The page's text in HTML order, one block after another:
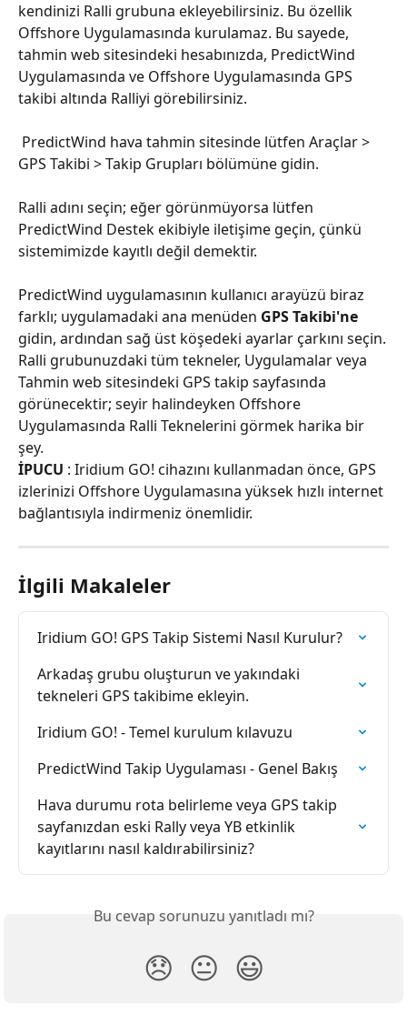
kendinizi Ralli grubuna ekleyebilirsiniz. Bu özellik
Offshore Uygulamasında kurulamaz. Bu sayede,
tahmin web sitesindeki hesabınızda, PredictWind
Uygulamasında ve Offshore Uygulamasında GPS
takibi altında Ralliyi görebilirsiniz.
GPS Takibi > Takip Grupları bölümüne gidin.
Ralli adını seçin; eğer görünmüyorsa lütfen
PredictWind Destek ekibiyle iletişime geçin, çünkü
sistemimizde kayıtlı değil demektir.
PredictWind uygulamasının kullanıcı arayüzü biraz
farklı; uygulamadaki ana menüden GPS Takibi'ne
gidin, ardından sağ üst köşedeki ayarlar çarkını seçin.
Ralli grubunuzdaki tüm tekneler, Uygulamalar veya
Tahmin web sitesindeki GPS takip sayfasında
görünecektir; seyir halindeyken Offshore
Uygulamasında Ralli Teknelerini görmek harika bir
şey.
İPUCU : Iridium GO! cihazını kullanmadan önce, GPS
izlerinizi Offshore Uygulamasına yüksek hızlı internet
bağlantısıyla indirmeniz önemlidir.
İlgili Makaleler
Iridium GO! GPS Takip Sistemi Nasıl Kurulur?
Arkadaş grubu oluşturun ve yakındaki
tekneleri GPS takibime ekleyin.
Iridium GO! - Temel kurulum kılavuzu
PredictWind Takip Uygulaması - Genel Bakış
Hava durumu rota belirleme veya GPS takip
sayfanızdan eski Rally veya YB etkinlik
kayıtlarını nasıl kaldırabilirsiniz?
Bu cevap sorunuzu yanıtladı mı?
😞 😐 😃